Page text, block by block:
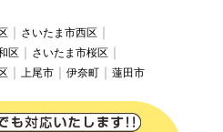
さいたま市西区
区
さいたま市桜区
上尾市 伊奈町 蓮田市